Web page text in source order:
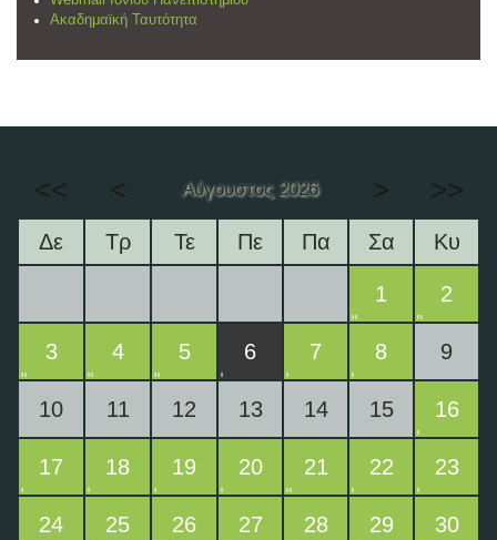
Ακαδημαϊκή Ταυτότητα
<< < Αύγουστος 2026 > >>
Δε Τρ Τε Πε Πα Σα Κυ
1 2
3 4 5 6 7 8 9
10 11 12 13 14 15 16
17 18 19 20 21 22 23
24 25 26 27 28 29 30